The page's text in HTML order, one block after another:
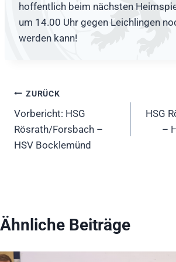
hoffentlich beim nächsten
um 14.00 Uhr gegen Leichlingen
werden kann!
Beitragsnavigation
ZURÜCK
Vorbericht: HSG
Rösrath/Forsbach –
HSV Bocklemünd
HSG
–
Ähnliche Beiträge